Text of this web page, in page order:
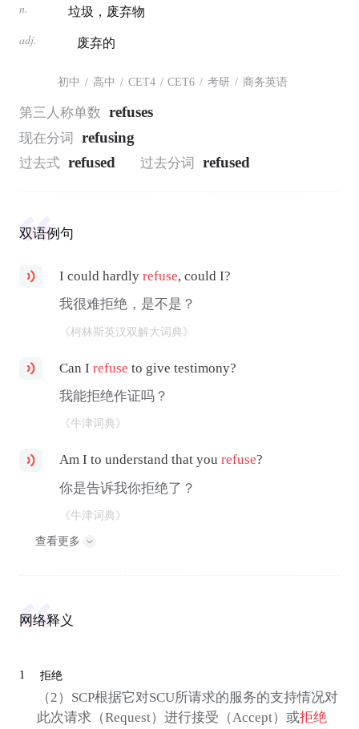
n. 垃圾，废弃物
adj. 废弃的
初中 / 高中 / CET4 / CET6 / 考研 / 商务英语
第三人称单数 refuses
现在分词 refusing
过去式 refused 过去分词 refused
双语例句
I could hardlyrefuse, could I?
我很难拒绝，是不是？
《柯林斯英汉双解大词典》
Can Irefuse to give testimony?
我能拒绝作证吗？
《牛津词典》
Am I to understand that yourefuse?
你是告诉我你拒绝了？
《牛津词典》
查看更多
网络释义
1 拒绝
（2）SCP根据它对SCU所请求的服务的支持情况对
此次请求（Request）进行接受（Accept）或拒绝